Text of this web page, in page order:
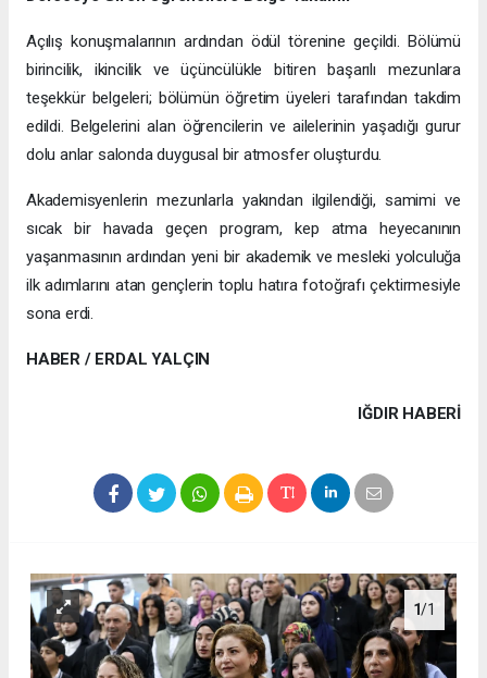
Açılış konuşmalarının ardından ödül törenine geçildi. Bölümü
birincilik, ikincilik ve üçüncülükle bitiren başarılı mezunlara
teşekkür belgeleri; bölümün öğretim üyeleri tarafından takdim
edildi. Belgelerini alan öğrencilerin ve ailelerinin yaşadığı gurur
dolu anlar salonda duygusal bir atmosfer oluşturdu.
Akademisyenlerin mezunlarla yakından ilgilendiği, samimi ve
sıcak bir havada geçen program, kep atma heyecanının
yaşanmasının ardından yeni bir akademik ve mesleki yolculuğa
ilk adımlarını atan gençlerin toplu hatıra fotoğrafı çektirmesiyle
sona erdi.
HABER / ERDAL YALÇIN
IĞDIR HABERİ
1/1